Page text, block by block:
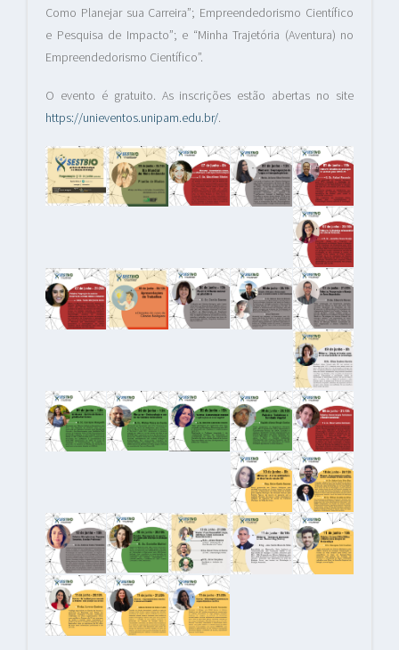
Como Planejar sua Carreira”; Empreendedorismo Científico
e Pesquisa de Impacto”; e “Minha Trajetória (Aventura) no
Empreendedorismo Científico”.
O evento é gratuito. As inscrições estão abertas no site
https://unieventos.unipam.edu.br/.